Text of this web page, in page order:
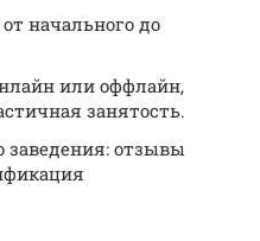
начального до
или оффлайн,
занятость.
заведения: отзывы